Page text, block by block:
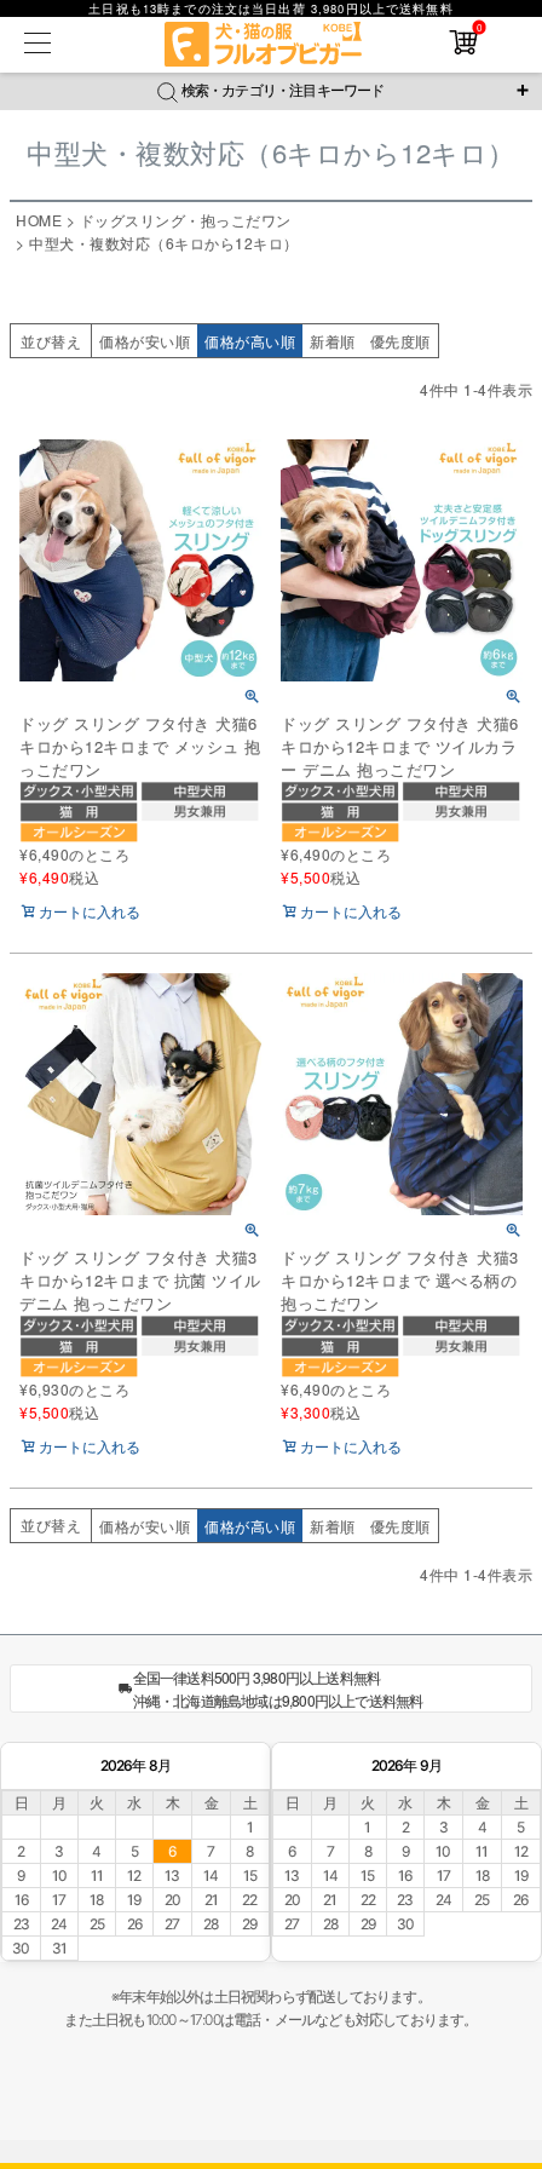
土日祝も13時までの注文は当日出荷 3,980円以上で送料無料
0
検索・カテゴリ・注目キーワード
＼注目ワード／
ジャージ 防蚊 腹巻 撥水レイン ラッシュガード
接触冷感 おそろコーデ
返品・交換について ご利用ガイド
在庫なし商品を表示しない
商品番号
並び順
新着順
価格が安い順
検索
中型犬・複数対応（6キロから12キロ）
HOME
ドッグスリング・抱っこだワン
中型犬・複数対応（6キロから12キロ）
並び替え 価格が安い順 価格が高い順 新着順 優先度順
4件中 1-4件表示
ドッグ スリング フタ付き 犬猫6
キロから12キロまで メッシュ 抱
っこだワン
¥6,490のところ
¥6,490税込
カートに入れる
ドッグ スリング フタ付き 犬猫6
キロから12キロまで ツイルカラ
ー デニム 抱っこだワン
¥6,490のところ
¥5,500税込
カートに入れる
ドッグ スリング フタ付き 犬猫3
キロから12キロまで 抗菌 ツイル
デニム 抱っこだワン
¥6,930のところ
¥5,500税込
カートに入れる
ドッグ スリング フタ付き 犬猫3
キロから12キロまで 選べる柄の
抱っこだワン
¥6,490のところ
¥3,300税込
カートに入れる
並び替え 価格が安い順 価格が高い順 新着順 優先度順
4件中 1-4件表示
全国一律送料500円 3,980円以上送料無料
沖縄・北海道離島地域は9,800円以上で送料無料
2026年 8月
日 月 火 水 木 金
土
1
2
3 4 5 6 7
8
9
10 11 12 13 14
15
16
17 18 19 20 21
22
23
24 25 26 27 28
29
30
31
2026年 9月
日 月 火 水 木 金
土
1
2 3 4
5
6
7 8 9 10 11
12
13
14 15 16 17 18
19
20
21 22 23 24 25
26
27
28 29 30
※年末年始以外は土日祝関わらず配送しております。
また土日祝も10:00～17:00は電話・メールなども対応しております。